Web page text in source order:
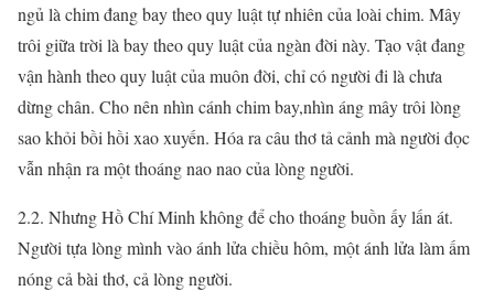
ngủ là chim đang bay theo quy luật tự nhiên của loài chim. Mây
trôi giữa trời là bay theo quy luật của ngàn đời này. Tạo vật đang
vận hành theo quy luật của muôn đời, chỉ có người đi là chưa
dừng chân. Cho nên nhìn cánh chim bay,nhìn áng mây trôi lòng
sao khỏi bồi hồi xao xuyến. Hóa ra câu thơ tả cảnh mà người đọc
vẫn nhận ra một thoáng nao nao của lòng người.
2.2. Nhưng Hồ Chí Minh không để cho thoáng buồn ấy lấn át.
Người tựa lòng mình vào ánh lửa chiều hôm, một ánh lửa làm ấm
nóng cả bài thơ, cả lòng người.